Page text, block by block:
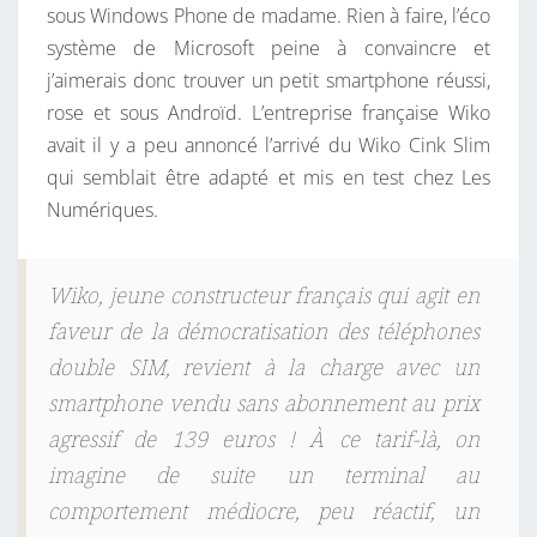
sous Windows Phone de madame. Rien à faire, l’éco
système de Microsoft peine à convaincre et
j’aimerais donc trouver un petit smartphone réussi,
rose et sous Androïd. L’entreprise française Wiko
avait il y a peu annoncé l’arrivé du Wiko Cink Slim
qui semblait être adapté et mis en test chez Les
Numériques.
Wiko, jeune constructeur français qui agit en
faveur de la démocratisation des téléphones
double SIM, revient à la charge avec un
smartphone vendu sans abonnement au prix
agressif de 139 euros ! À ce tarif-là, on
imagine de suite un terminal au
comportement médiocre, peu réactif, un